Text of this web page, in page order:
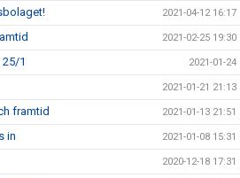
2021-04-12 16:17
2021-02-25 19:30
1 2021-01-24
2021-01-21 21:13
framtid 2021-01-13 21:51
in 2021-01-08 15:31
2020-12-18 17:31